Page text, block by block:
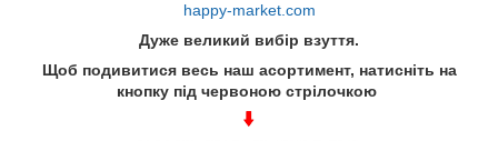
happy-market.com
Дуже великий вибір взуття.
Щоб подивитися весь наш асортимент, натисніть на
кнопку під червоною стрілочкою